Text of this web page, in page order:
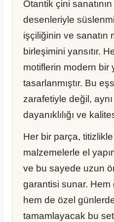
Otantik çini
desenleriyle
işçiliğinin ve sanatın
birleşimini yansıtır.
motiflerin modern bir
tasarlanmıştır. Bu
zarafetiyle değil,
dayanıklılığı ve
Her bir parça,
malzemelerle el
ve bu sayede uzun
garantisi sunar. Hem
hem de özel günlerde
tamamlayacak bu